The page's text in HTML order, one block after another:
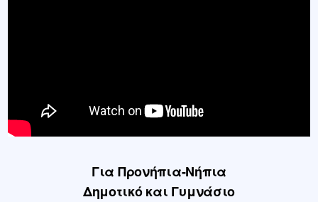
Για Προνήπια-Νήπια
Δημοτικό και Γυμνάσιο